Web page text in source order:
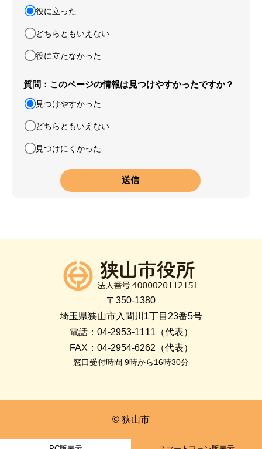
役に立った
どちらともいえない
役に立たなかった
質問：このページの情報は見つけやすかったですか？
見つけやすかった
どちらともいえない
見つけにくかった
〒350-1380
埼玉県狭山市入間川1丁目23番5号
電話：04-2953-1111（代表）
FAX：04-2954-6262（代表）
窓口受付時間 9時から16時30分
© 狭山市